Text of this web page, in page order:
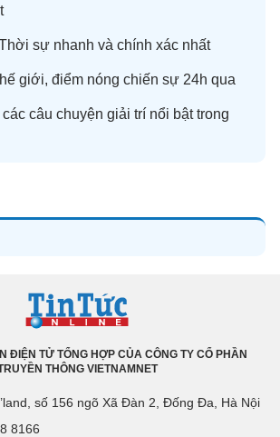
sự nhanh và chính xác nhất
giới, điểm nóng chiến sự 24h qua
câu chuyện giải trí nổi bật trong
ĐIỆN TỬ TỔNG HỢP CỦA CÔNG TY CỔ PHẦN
THÔNG VIETNAMNET
số 156 ngõ Xã Đàn 2, Đống Đa, Hà Nội
8166